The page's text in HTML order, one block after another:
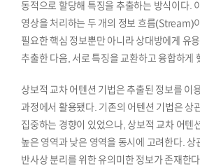
동적으로 할당해 특징을 추출하는 방식이다.
영상을 처리하는 두 개의 정보 흐름(Stream)
필요한 핵심 정보뿐만 아니라 상대방에게 유
추출한 다음, 서로 특징을 교환하고 융합하게
상보적 교차 어텐션 기법은 추출된 정보를 이
과정에서 활용됐다. 기존의 어텐션 기법은 상
집중하는 경향이 있었으나, 상보적 교차 어텐
높은 영역과 낮은 영역을 동시에 고려한다. 상
반사상 분리를 위한 유의미한 정보가 존재한